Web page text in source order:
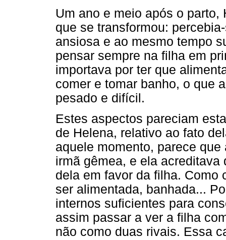
Um ano e meio após o
que se transformou:
ansiosa e ao mesmo tempo
pensar sempre na filha em
importava por ter que
comer e tomar banho, o que
pesado e difícil.
Estes aspectos pareciam
de Helena, relativo ao fato
aquele momento, parece que
irmã gêmea, e ela
dela em favor da filha. Como
ser alimentada, banhada...
internos suficientes para
assim passar a ver a filha
não como duas rivais. Essa